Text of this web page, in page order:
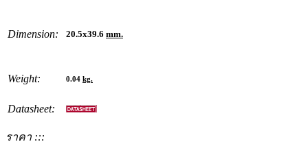
Dimension: 20.5x39.6 mm.
Weight: 0.04 kg.
Datasheet:
ราคา :::